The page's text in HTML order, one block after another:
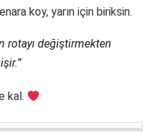
koy, yarın için biriksin.
rotayı değiştirmekten
kal.